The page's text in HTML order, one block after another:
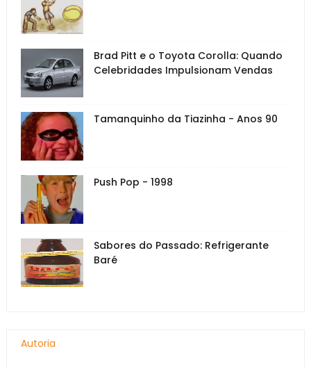
Brad Pitt e o Toyota Corolla: Quando
Celebridades Impulsionam Vendas
Tamanquinho da Tiazinha - Anos 90
Push Pop - 1998
Sabores do Passado: Refrigerante
Baré
Autoria